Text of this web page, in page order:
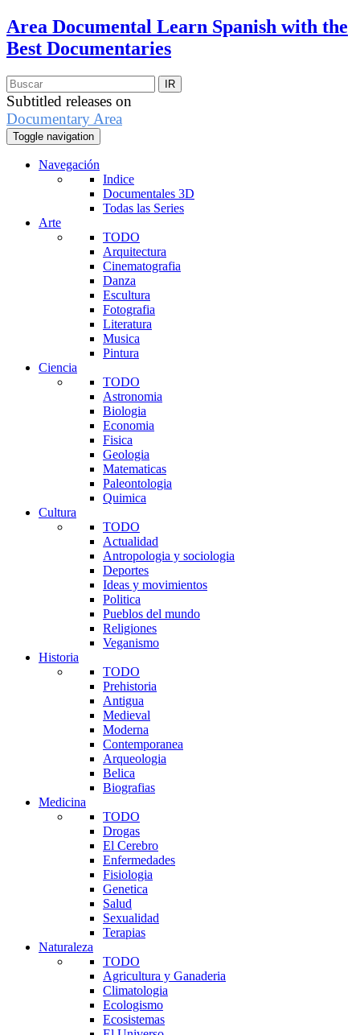
Area Documental Learn Spanish with the
Best Documentaries
Subtitled releases on
Documentary Area
Toggle navigation
Navegación
Indice
Documentales 3D
Todas las Series
Arte
TODO
Arquitectura
Cinematografia
Danza
Escultura
Fotografia
Literatura
Musica
Pintura
Ciencia
TODO
Astronomia
Biologia
Economia
Fisica
Geologia
Matematicas
Paleontologia
Quimica
Cultura
TODO
Actualidad
Antropologia y sociologia
Deportes
Ideas y movimientos
Politica
Pueblos del mundo
Religiones
Veganismo
Historia
TODO
Prehistoria
Antigua
Medieval
Moderna
Contemporanea
Arqueologia
Belica
Biografias
Medicina
TODO
Drogas
El Cerebro
Enfermedades
Fisiologia
Genetica
Salud
Sexualidad
Terapias
Naturaleza
TODO
Agricultura y Ganaderia
Climatologia
Ecologismo
Ecosistemas